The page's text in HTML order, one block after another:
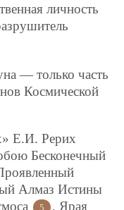
личность
— только часть
Космической
Е.И. Рерих
Бесконечный
Алмаз Истины
5 . Ярая